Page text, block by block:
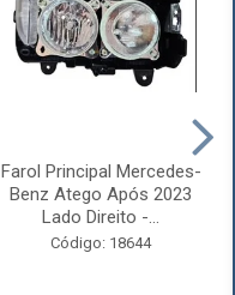
Farol Principal Mercedes-
Benz Atego Após 2023
Lado Direito -...
Código: 18644